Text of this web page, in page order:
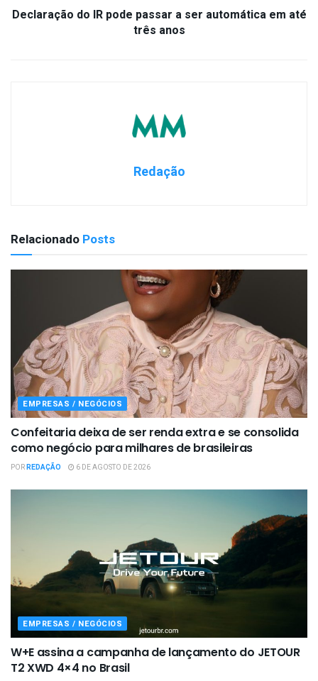
Declaração do IR pode passar a ser automática em até
três anos
Redação
Relacionado Posts
EMPRESAS / NEGÓCIOS
Confeitaria deixa de ser renda extra e se consolida
como negócio para milhares de brasileiras
PORREDAÇÃO 6 DE AGOSTO DE 2026
EMPRESAS / NEGÓCIOS
W+E assina a campanha de lançamento do JETOUR
T2 XWD 4×4 no Brasil